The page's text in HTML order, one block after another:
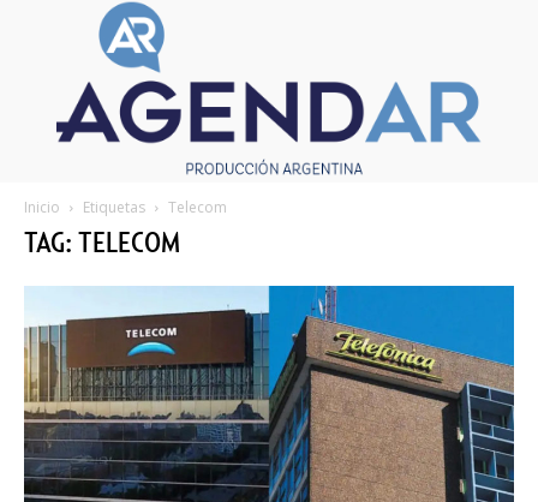
Inicio Etiquetas Telecom
TAG: TELECOM